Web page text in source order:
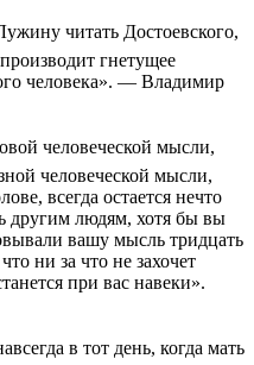
читать Достоевского,
гнетущее
человека». — Владимир
человеческой мысли,
человеческой мысли,
всегда остается нечто
другим людям, хотя бы вы
вашу мысль тридцать
ни за что не захочет
при вас навеки».
в тот день, когда мать